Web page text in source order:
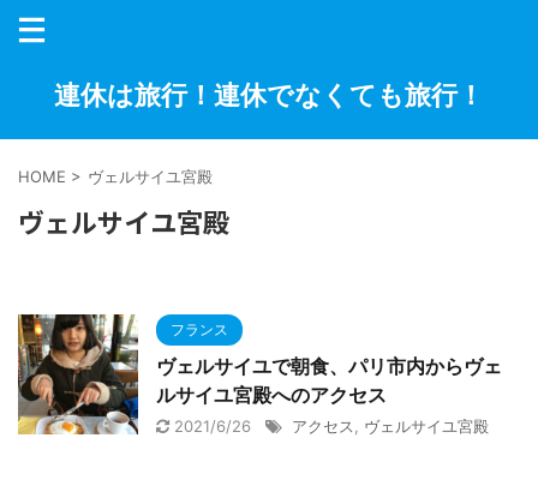
連休は旅行！連休でなくても旅行！
HOME > ヴェルサイユ宮殿
ヴェルサイユ宮殿
フランス
ヴェルサイユで朝食、パリ市内からヴェ
ルサイユ宮殿へのアクセス
2021/6/26 アクセス ヴェルサイユ宮殿